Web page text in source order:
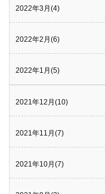
2022年3月(4)
2022年2月(6)
2022年1月(5)
2021年12月(10)
2021年11月(7)
2021年10月(7)